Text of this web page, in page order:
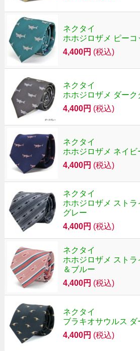
ネクタイ
ホホジロザメ ピーコ
4,400円 (税込)
ネクタイ
ホホジロザメ ダーク
4,400円 (税込)
ネクタイ
ホホジロザメ ネイビ
4,400円 (税込)
ネクタイ
ホホジロザメ スト
グレー
4,400円 (税込)
ネクタイ
ホホジロザメ スト
＆ブルー
4,400円 (税込)
ネクタイ
ブラキオサウルス ダ
4,400円 (税込)